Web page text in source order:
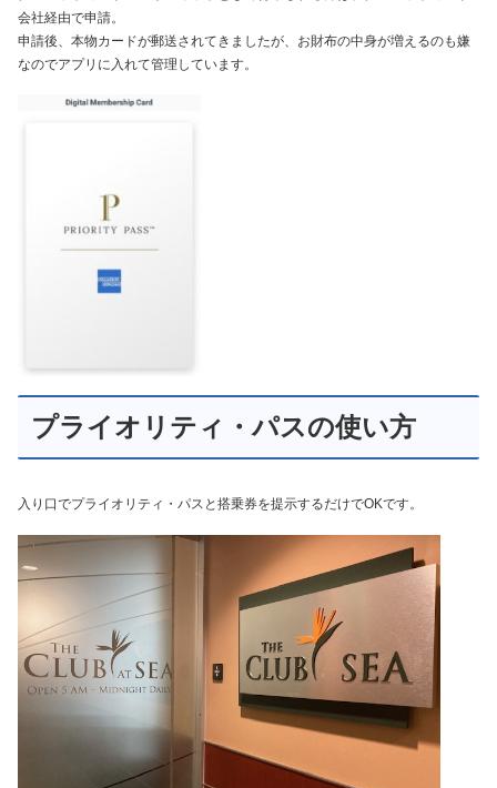
会社経由で申請。
申請後、本物カードが郵送されてきましたが、お財布の中身が増えるのも嫌
なのでアプリに入れて管理しています。
プライオリティ・パスの使い方
入り口でプライオリティ・パスと搭乗券を提示するだけでOKです。